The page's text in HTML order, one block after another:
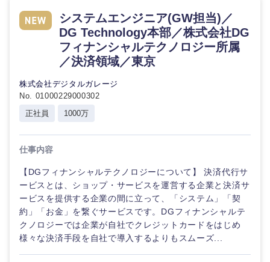
システムエンジニア(GW担当)／
DG Technology本部／株式会社DG
フィナンシャルテクノロジー所属
／決済領域／東京
株式会社デジタルガレージ
No. 01000229000302
正社員
1000万
仕事内容
【DGフィナンシャルテクノロジーについて】 決済代行サ
ービスとは、ショップ・サービスを運営する企業と決済サ
ービスを提供する企業の間に立って、「システム」「契
約」「お金」を繋ぐサービスです。DGフィナンシャルテ
クノロジーでは企業が自社でクレジットカードをはじめ
様々な決済手段を自社で導入するよりもスムーズ...